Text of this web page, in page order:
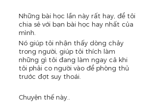
Những bài học lần này rất hay, để tôi
chia sẻ với bạn bài học hay nhất của
mình.
Nó giúp tôi nhận thấy dòng chảy
trong người, giúp tôi thích làm
những gì tôi đang làm ngay cả khi
tôi phải co người vào để phòng thủ
trước đợt suy thoái.
Chuyện thế này..